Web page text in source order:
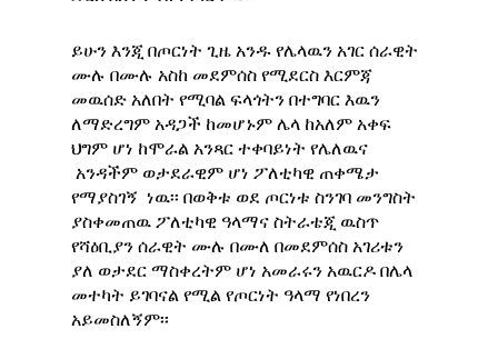
ይሁን እንጂ በጦርነት ጊዜ አንዱ የሌላዉን አገር ሰራዊት
ሙሉ በሙሉ አስከ መደምሰስ የሚደርስ እርምጃ
መዉሰድ አለበት የሚባል ፍላጎትን በተግባር እዉን
ለማድረግም አዳጋች ከመሆኑም ሌላ ከአለም አቀፍ
ህግም ሆነ ከሞራል አንጻር ተቀባይነት የሌለዉና
አንዳችም ወታደራዊም ሆነ ፖለቲካዊ ጠቀሜታ
የማያስገኝ ነዉ፡፡ በወቅቱ ወደ ጦርነቱ ስንገባ መንግስት
ያስቀመጠዉ ፖለቲካዊ ዓላማና ስትራቴጂ ዉስጥ
የሻዕቢያን ሰራዊት ሙሉ በሙለ በመደምሰስ አገሪቱን
ያለ ወታደር ማስቀረትም ሆነ አመራሩን አዉርዶ በሌላ
መተካት ይገባናል የሚል የጦርነት ዓላማ የነበረን
አይመስለኝም፡፡